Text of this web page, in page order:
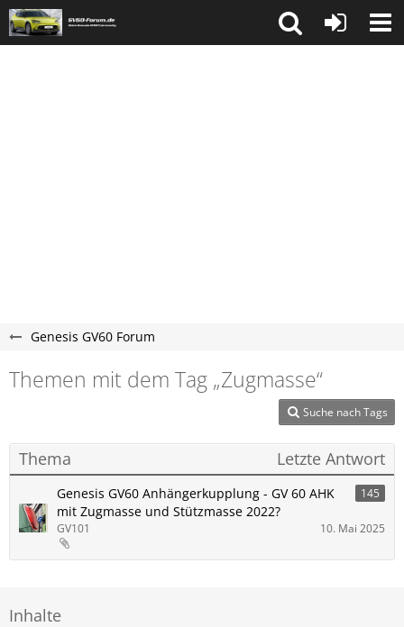
Genesis GV60 Forum
Themen mit dem Tag „Zugmasse“
Suche nach Tags
Thema Letzte Antwort
Genesis GV60 Anhängerkupplung - GV 60 AHK
mit Zugmasse und Stützmasse 2022?
145
GV101 10. Mai 2025
Inhalte